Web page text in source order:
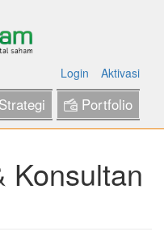
Login Aktivasi
Strategi Portfolio
Konsultan